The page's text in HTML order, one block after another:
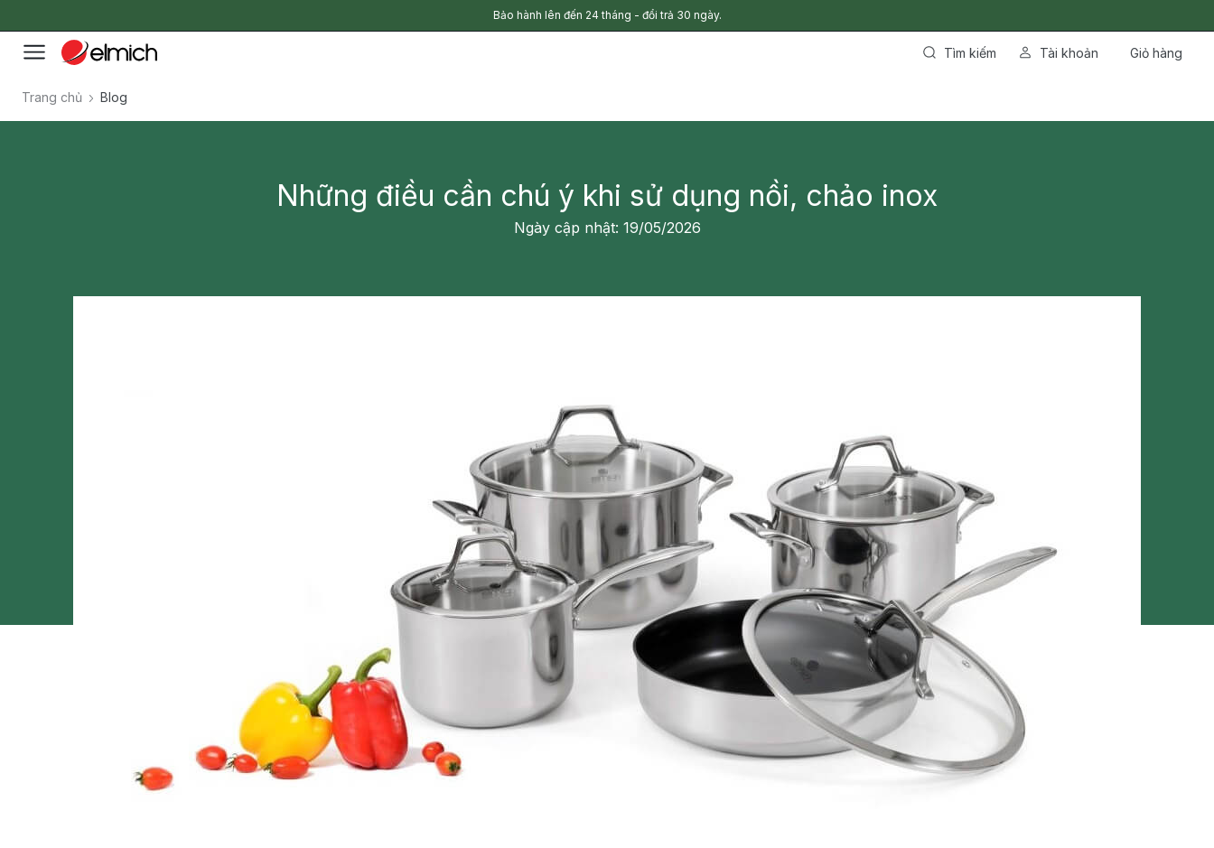
Bảo hành lên đến 24 tháng - đổi trả 30 ngày.
Tìm kiếm Tài khoản Giỏ hàng
Trang chủ Blog
Những điều cần chú ý khi sử dụng nồi, chảo inox
Ngày cập nhật: 19/05/2026